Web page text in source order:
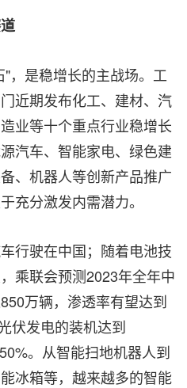
，是稳增长的主战场。工
近期发布化工、建材、汽
业等十个重点行业稳增长
汽车、智能家电、绿色建
、机器人等创新产品推广
充分激发内需潜力。
行驶在中国；随着电池技
乘联会预测2023年全年中
万辆，渗透率有望达到
伏发电的装机达到
。从智能扫地机器人到
冰箱等，越来越多的智能